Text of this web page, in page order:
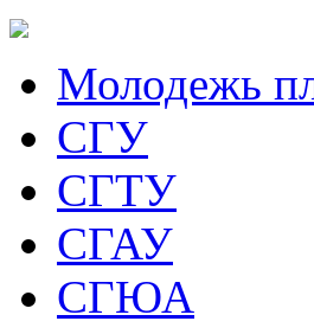
Молодежь
СГУ
СГТУ
СГАУ
СГЮА